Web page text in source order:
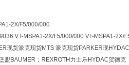
2X/F5/000/000
VT-MSPA1-2X/F5/000/000 VT-MSPA1-2X/
现货派克现货MTS 派克现货PARKER现
BAUMER；REXROTH力士乐HYDAC贺德克